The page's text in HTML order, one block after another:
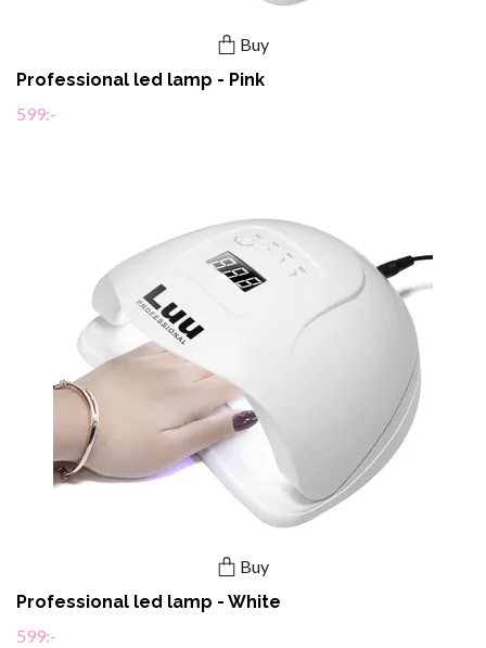
Buy
Professional led lamp - Pink
599:-
Buy
Professional led lamp - White
599:-